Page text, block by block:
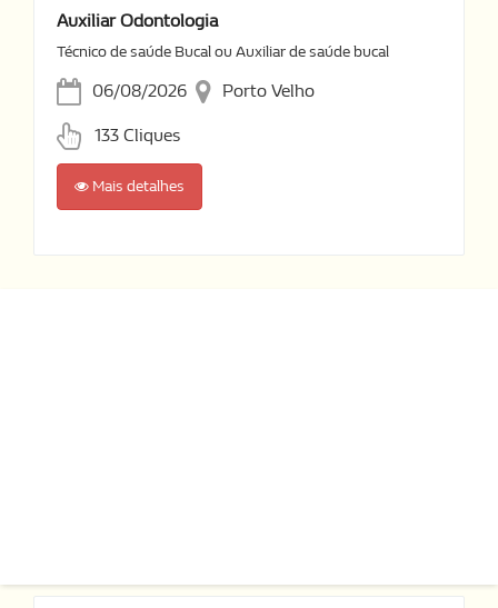
Auxiliar Odontologia
Técnico de saúde Bucal ou Auxiliar de saúde bucal
06/08/2026 Porto Velho
133 Cliques
Mais detalhes